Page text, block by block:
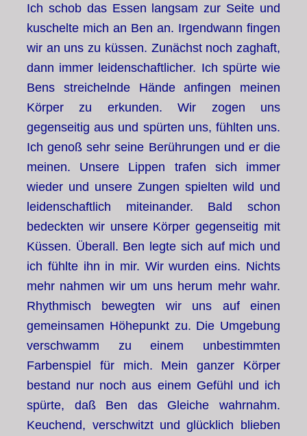
Ich schob das Essen langsam zur Seite und
kuschelte mich an Ben an. Irgendwann fingen
wir an uns zu küssen. Zunächst noch zaghaft,
dann immer leidenschaftlicher. Ich spürte wie
Bens streichelnde Hände anfingen meinen
Körper zu erkunden. Wir zogen uns
gegenseitig aus und spürten uns, fühlten uns.
Ich genoß sehr seine Berührungen und er die
meinen. Unsere Lippen trafen sich immer
wieder und unsere Zungen spielten wild und
leidenschaftlich miteinander. Bald schon
bedeckten wir unsere Körper gegenseitig mit
Küssen. Überall. Ben legte sich auf mich und
ich fühlte ihn in mir. Wir wurden eins. Nichts
mehr nahmen wir um uns herum mehr wahr.
Rhythmisch bewegten wir uns auf einen
gemeinsamen Höhepunkt zu. Die Umgebung
verschwamm zu einem unbestimmten
Farbenspiel für mich. Mein ganzer Körper
bestand nur noch aus einem Gefühl und ich
spürte, daß Ben das Gleiche wahrnahm.
Keuchend, verschwitzt und glücklich blieben